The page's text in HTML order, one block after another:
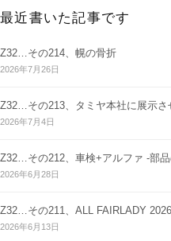
最近書いた記事です
Z32…その214、幌の骨折
2026年7月26日
Z32…その213、タミヤ本社に展示
2026年7月4日
Z32…その212、車検+アルファ -部
2026年6月28日
Z32…その211、ALL FAIRLADY 2026
2026年6月13日